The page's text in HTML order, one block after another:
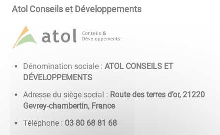
Atol Conseils et Développements
Dénomination sociale :ATOL CONSEILS ET
DÉVELOPPEMENTS
Adresse du siège social : Route des terres d’or, 21220
Gevrey-chambertin, France
Téléphone : 86 18 86 08 30